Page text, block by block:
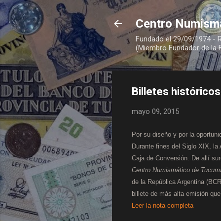
Centro
Fundado el 29/09/1974 -
(Miembro Fundador de la
Billetes históricos
mayo 09, 2015
Por su diseño y por la
Durante fines del Siglo XIX, la
Caja de Conversión. De allí
Centro Numismático de
de la República Argentina
billete de más alta emisión
Leer la nota completa